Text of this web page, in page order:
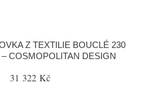
Z TEXTILIE BOUCLÉ 230
COSMOPOLITAN DESIGN
31 322 Kč